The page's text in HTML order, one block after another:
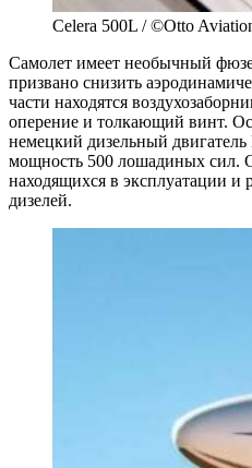
Celera 500L / ©Otto
Самолет имеет необычный
призвано снизить
части находятся
оперение и толкающий винт.
немецкий дизельный
мощность 500 лошадиных сил.
находящихся в эксплуатации и
дизелей.